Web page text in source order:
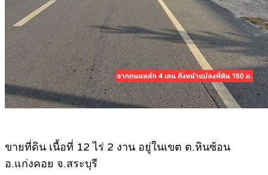
ขายที่ดิน เนื้อที่ 12 ไร่ 2 งาน อยู่ในเขต ต.หินซ้อน
อ.แก่งคอย จ.สระบุรี